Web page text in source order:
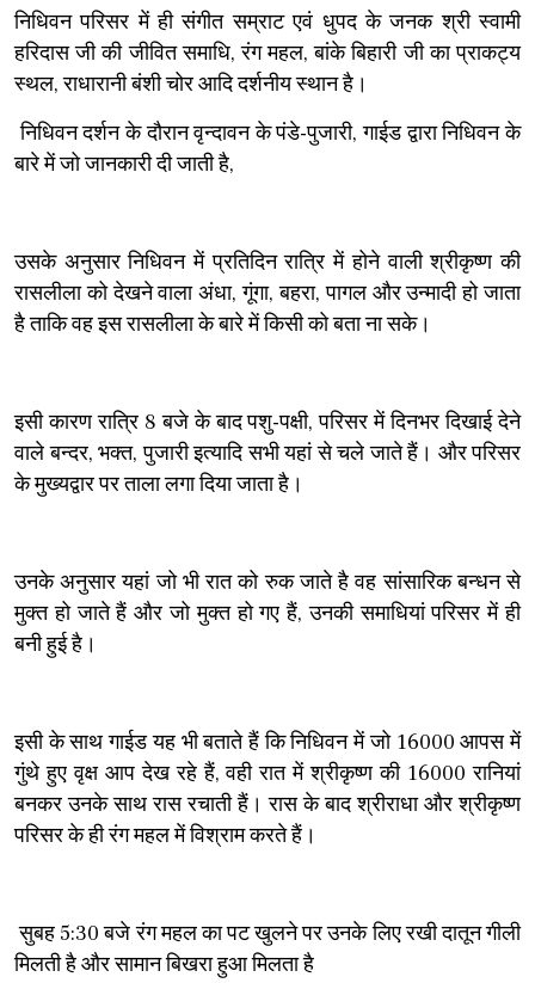
निधिवन परिसर में ही संगीत सम्राट एवं धुपद के जनक श्री स्वामी
हरिदास जी की जीवित समाधि, रंग महल, बांके बिहारी जी का प्राकट्य
स्थल, राधारानी बंशी चोर आदि दर्शनीय स्थान है।
निधिवन दर्शन के दौरान वृन्दावन के पंडे-पुजारी, गाईड द्वारा निधिवन के
बारे में जो जानकारी दी जाती है,
उसके अनुसार निधिवन में प्रतिदिन रात्रि में होने वाली श्रीकृष्ण की
रासलीला को देखने वाला अंधा, गूंगा, बहरा, पागल और उन्मादी हो जाता
है ताकि वह इस रासलीला के बारे में किसी को बता ना सके।
इसी कारण रात्रि 8 बजे के बाद पशु-पक्षी, परिसर में दिनभर दिखाई देने
वाले बन्दर, भक्त, पुजारी इत्यादि सभी यहां से चले जाते हैं। और परिसर
के मुख्यद्वार पर ताला लगा दिया जाता है।
उनके अनुसार यहां जो भी रात को रुक जाते है वह सांसारिक बन्धन से
मुक्त हो जाते हैं और जो मुक्त हो गए हैं, उनकी समाधियां परिसर में ही
बनी हुई है।
इसी के साथ गाईड यह भी बताते हैं कि निधिवन में जो 16000 आपस में
गुंथे हुए वृक्ष आप देख रहे हैं, वही रात में श्रीकृष्ण की 16000 रानियां
बनकर उनके साथ रास रचाती हैं। रास के बाद श्रीराधा और श्रीकृष्ण
परिसर के ही रंग महल में विश्राम करते हैं।
सुबह 5:30 बजे रंग महल का पट खुलने पर उनके लिए रखी दातून गीली
मिलती है और सामान बिखरा हुआ मिलता है